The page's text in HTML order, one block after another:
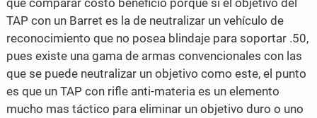
TAP con un Barret es la de neutralizar un vehículo de
reconocimiento que no posea blindaje para soportar .50,
pues existe una gama de armas convencionales con las
que se puede neutralizar un objetivo como este, el punto
es que un TAP con rifle anti-materia es un elemento
mucho mas táctico para eliminar un objetivo duro o uno